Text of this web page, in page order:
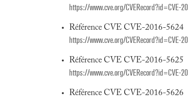
https://www.cve.org/CVERecord?id=CVE-
Référence CVE CVE-2016-5624
https://www.cve.org/CVERecord?id=CVE-
Référence CVE CVE-2016-5625
https://www.cve.org/CVERecord?id=CVE-
Référence CVE CVE-2016-5626